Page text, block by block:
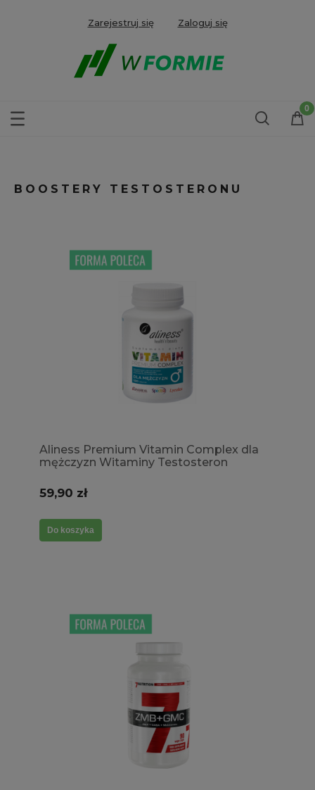
Zarejestruj się Zaloguj się
BOOSTERY TESTOSTERONU
Aliness Premium Vitamin Complex dla
mężczyzn Witaminy Testosteron
59,90 zł
Do koszyka